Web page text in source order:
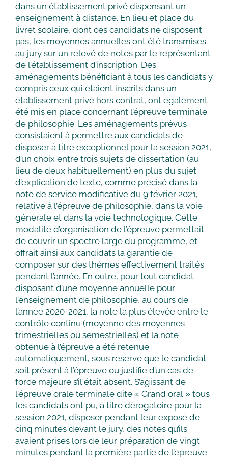
dans un établissement privé dispensant un
enseignement à distance. En lieu et place du
livret scolaire, dont ces candidats ne disposent
pas, les moyennes annuelles ont été transmises
au jury sur un relevé de notes par le représentant
de l’établissement d’inscription. Des
aménagements bénéficiant à tous les candidats y
compris ceux qui étaient inscrits dans un
établissement privé hors contrat, ont également
été mis en place concernant l’épreuve terminale
de philosophie. Les aménagements prévus
consistaient à permettre aux candidats de
disposer à titre exceptionnel pour la session 2021,
d’un choix entre trois sujets de dissertation (au
lieu de deux habituellement) en plus du sujet
d’explication de texte, comme précisé dans la
note de service modificative du 9 février 2021,
relative à l’épreuve de philosophie, dans la voie
générale et dans la voie technologique. Cette
modalité d’organisation de l’épreuve permettait
de couvrir un spectre large du programme, et
offrait ainsi aux candidats la garantie de
composer sur des thèmes effectivement traités
pendant l’année. En outre, pour tout candidat
disposant d’une moyenne annuelle pour
l’enseignement de philosophie, au cours de
l’année 2020-2021, la note la plus élevée entre le
contrôle continu (moyenne des moyennes
trimestrielles ou semestrielles) et la note
obtenue à l’épreuve a été retenue
automatiquement, sous réserve que le candidat
soit présent à l’épreuve ou justifie d’un cas de
force majeure s’il était absent. S’agissant de
l’épreuve orale terminale dite « Grand oral » tous
les candidats ont pu, à titre dérogatoire pour la
session 2021, disposer pendant leur exposé de
cinq minutes devant le jury, des notes qu’ils
avaient prises lors de leur préparation de vingt
minutes pendant la première partie de l’épreuve.